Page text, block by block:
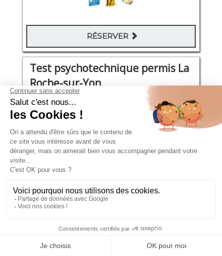
RÉSERVER
Test psychotechnique permis La
Roche-sur-Yon
Impasse Ampère 59
Mardi 29 Septembre 2026
09:30 - 10:00
101€
Test psychotechnique permis